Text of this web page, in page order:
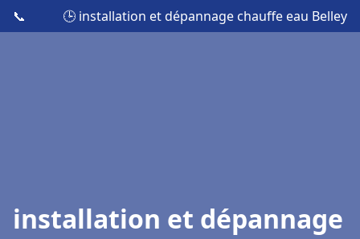
📞 🕒 installation et dépannage chauffe eau Belley
installation et dépannage